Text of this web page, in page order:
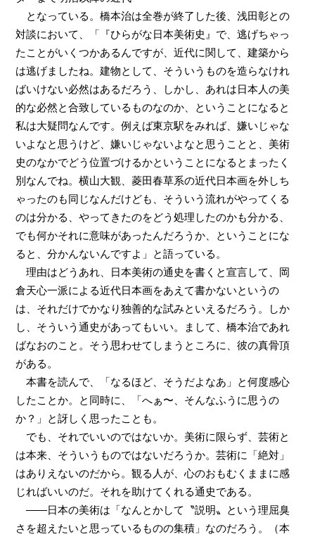
となっている。橋本治は全巻が終了した後、浅田彰との
対談において、「『ひらがな日本美術史』で、逃げちゃっ
たことがいくつかあるんですが、近代に関して、建築から
は逃げましたね。建物として、そういうものを造らなけれ
ばいけない必然はあるだろう、しかし、あれは日本人の美
的な必然と合致しているものなのか、ということになると
私は大疑問なんです。例えば東京駅をみれば、嫌いじゃな
いよなと思うけど、嫌いじゃないよなと思うことと、美術
史のなかでどう位置づけるかということになるとまったく
別なんでね。横山大観、菱田春草系の近代日本画を外しち
ゃったのも同じなんだけども、そういう流れがやってくる
のは分かる、やってきたのをどう処理したのかも分かる、
でも何かそれに意味があったんだろうか、ということにな
ると、分かんないんですよ」と語っている。
理由はどうあれ、日本美術の通史を書くと宣言して、岡
倉天心一派による近代日本画をあえて書かないというの
は、それだけでかなり独善的な試みといえるだろう。しか
し、そういう通史があってもいい。まして、橋本治であれ
ばなおのこと。そう思わせてしまうところに、彼の真骨頂
がある。
本書を読んで、「なるほど、そうだよなあ」と何度感心
したことか。と同時に、「へぁ〜、そんなふうに思うの
か？」と訝しく思ったことも。
でも、それでいいのではないか。美術に限らず、芸術と
は本来、そういうものではないだろうか。芸術に「絶対」
はありえないのだから。観る人が、心のおもむくままに感
じればいいのだ。それを助けてくれる通史である。
――日本の美術は「なんとかして〝説明〟という理屈臭
さを超えたいと思っているものの集積」なのだろう。（本